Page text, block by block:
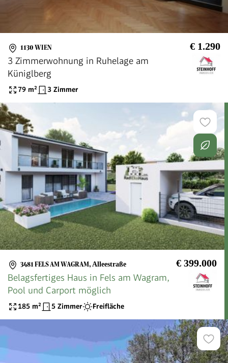
1130 WIEN € 1.290
3 Zimmerwohnung in Ruhelage am
Küniglberg
79 m² 3 Zimmer
3481 FELS AM WAGRAM, Alleestraße € 399.000
Belagsfertiges Haus in Fels am Wagram,
Pool und Carport möglich
185 m² 5 Zimmer Freifläche